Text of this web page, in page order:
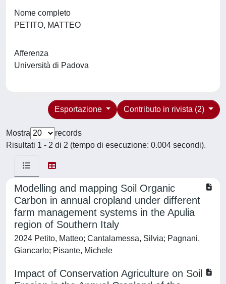
Nome completo
PETITO, MATTEO
Afferenza
Università di Padova
Contributo in rivista (2)
Esportazione
Mostra
records
Risultati 1 - 2 di 2 (tempo di esecuzione: 0.004 secondi).
Modelling and mapping Soil Organic
Carbon in annual cropland under different
farm management systems in the Apulia
region of Southern Italy
2024 Petito, Matteo; Cantalamessa, Silvia; Pagnani,
Giancarlo; Pisante, Michele
Impact of Conservation Agriculture on Soil